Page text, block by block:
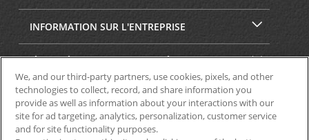
INFORMATION SUR L'ENTREPRISE
SÉCURITÉ ET CONFIDENTIALITÉ
We, and our third-party partners, use cookies, pixels, and other
technologies to collect, record, and share information you
provide as well as information about your interactions with our
site for ad targeting, analytics, personalization, customer service
and for site functionality purposes.